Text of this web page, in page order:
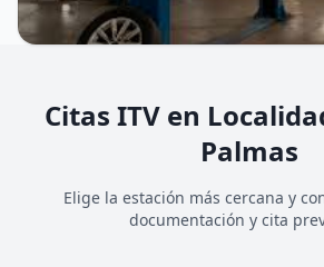
Citas ITV en
Palmas
Elige la estación más cercana y
documentación y cita